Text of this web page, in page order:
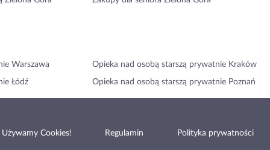
Warszawa Opieka nad osobą starszą prywatnie Kraków
Łódź Opieka nad osobą starszą prywatnie Poznań
Używamy Cookies! Regulamin Polityka prywatności